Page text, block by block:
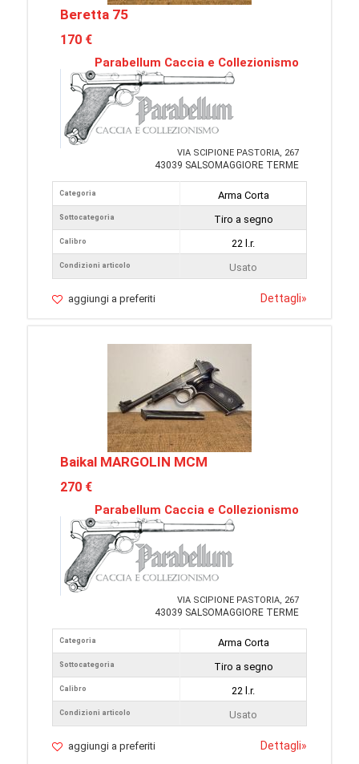
Beretta 75
170 €
Parabellum Caccia e Collezionismo
VIA SCIPIONE PASTORIA, 267
43039 SALSOMAGGIORE TERME
Categoria
Sottocategoria
Calibro
Condizioni articolo
Arma Corta
Tiro a segno
22 l.r.
Usato
aggiungi a preferiti Dettagli»
Baikal MARGOLIN MCM
270 €
Parabellum Caccia e Collezionismo
VIA SCIPIONE PASTORIA, 267
43039 SALSOMAGGIORE TERME
Categoria
Sottocategoria
Calibro
Condizioni articolo
Arma Corta
Tiro a segno
22 l.r.
Usato
aggiungi a preferiti Dettagli»